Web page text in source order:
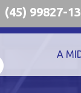
(45) 99827-
A